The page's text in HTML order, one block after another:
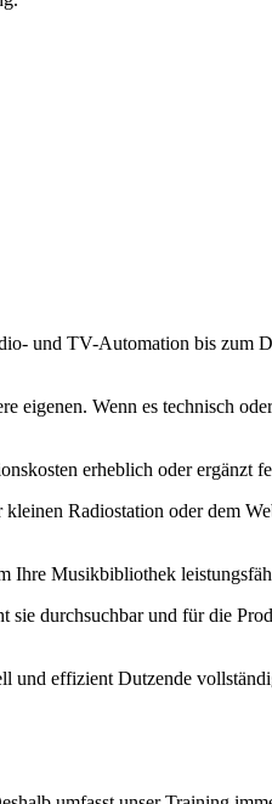
und TV-Automation bis zum
Wenn es technisch
erheblich oder ergänzt
Radiostation oder dem
Ihre Musikbibliothek
sie durchsuchbar und für die
effizient Dutzende